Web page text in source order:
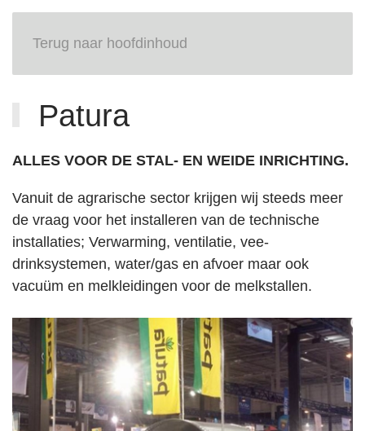
Terug naar hoofdinhoud
Patura
ALLES VOOR DE STAL- EN WEIDE INRICHTING.
Vanuit de agrarische sector krijgen wij steeds meer
de vraag voor het installeren van de technische
installaties; Verwarming, ventilatie, vee-
drinksystemen, water/gas en afvoer maar ook
vacuüm en melkleidingen voor de melkstallen.